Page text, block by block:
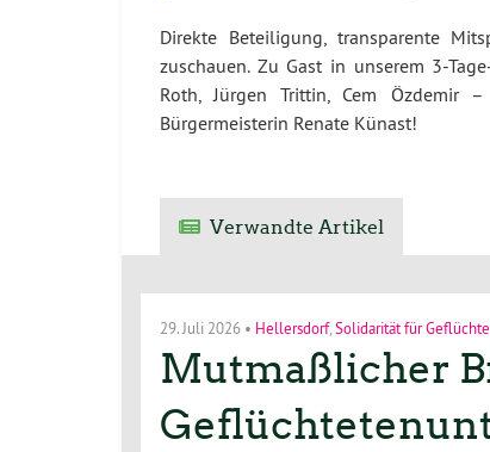
Direkte Beteiligung, transparente
zuschauen. Zu Gast in unserem 3-
Roth, Jürgen Trittin, Cem
Bürgermeisterin Renate Künast!
Verwandte Artikel
29. Juli 2026 • Hellersdorf, Solidarität für
Mutmaßlicher